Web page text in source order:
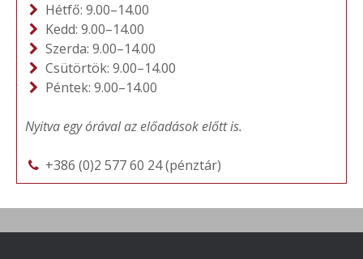
Hétfő: 9.00–14.00
Kedd: 9.00–14.00
Szerda: 9.00–14.00
Csütörtök: 9.00–14.00
Péntek: 9.00–14.00
Nyitva egy órával az előadások előtt is.
+386 (0)2 577 60 24 (pénztár)